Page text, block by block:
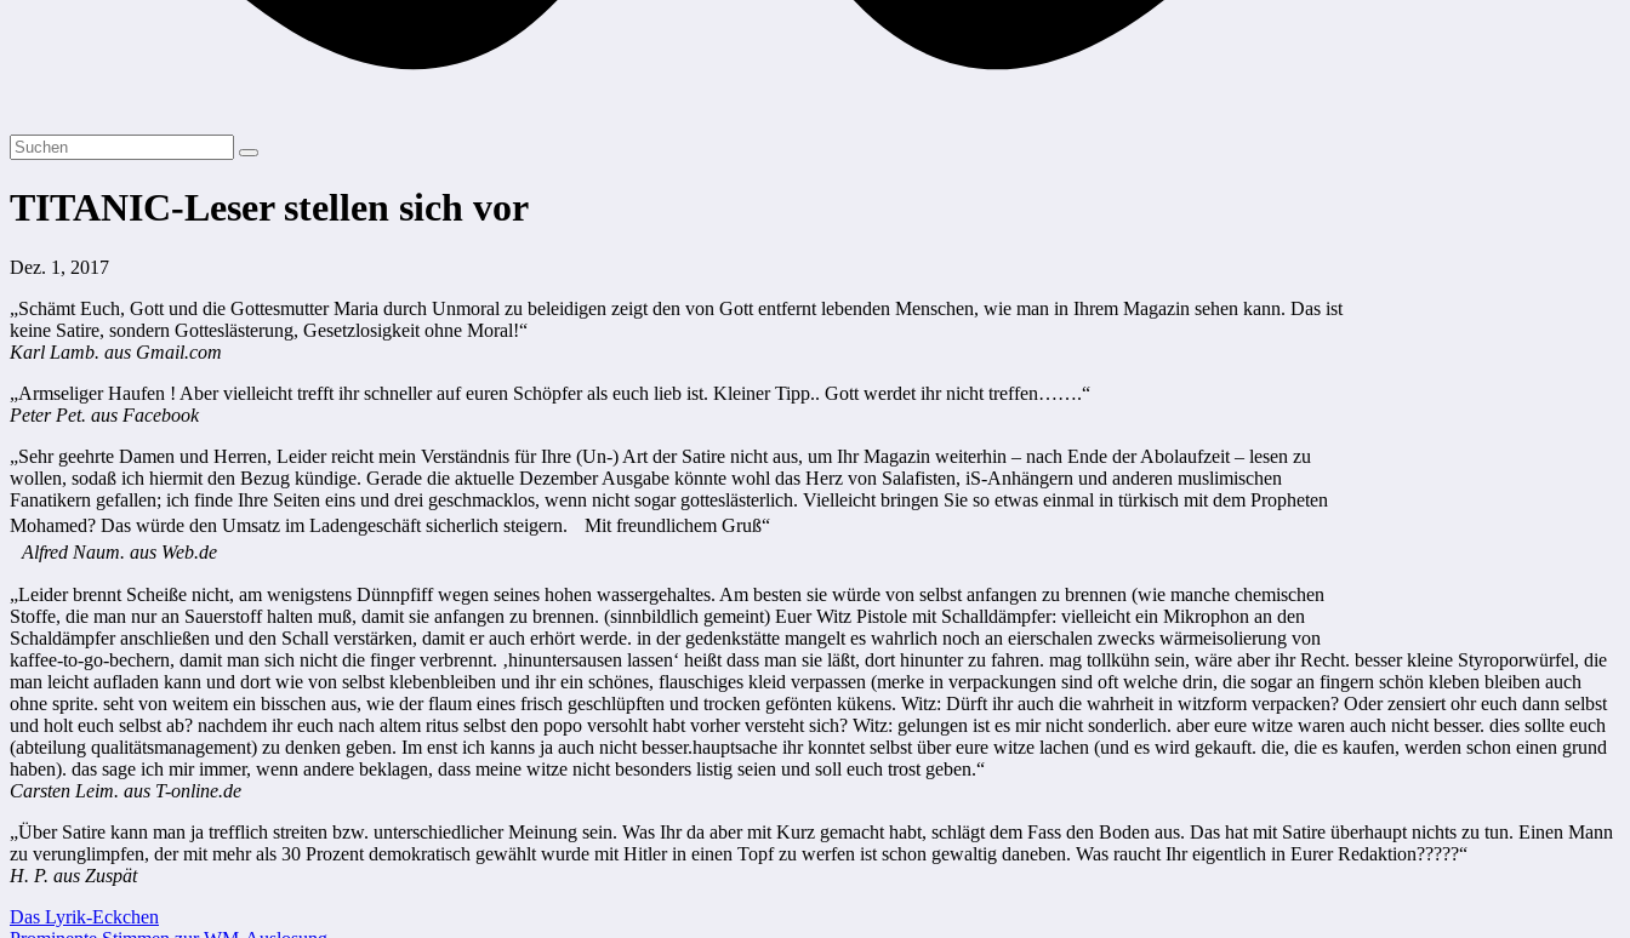
TITANIC-Leser stellen sich vor
Dez. 1, 2017
„Schämt Euch, Gott und die Gottesmutter Maria durch Unmoral zu beleidigen zeigt den von Gott entfernt lebenden Menschen, wie man in Ihrem Magazin sehen kann. Das ist
keine Satire, sondern Gotteslästerung, Gesetzlosigkeit ohne Moral!“
Karl Lamb. aus Gmail.com
„Armseliger Haufen ! Aber vielleicht trefft ihr schneller auf euren Schöpfer als euch lieb ist. Kleiner Tipp.. Gott werdet ihr nicht treffen…….“
Peter Pet. aus Facebook
„Sehr geehrte Damen und Herren, Leider reicht mein Verständnis für Ihre (Un-) Art der Satire nicht aus, um Ihr Magazin weiterhin – nach Ende der Abolaufzeit – lesen zu
wollen, sodaß ich hiermit den Bezug kündige. Gerade die aktuelle Dezember Ausgabe könnte wohl das Herz von Salafisten, iS-Anhängern und anderen muslimischen
Fanatikern gefallen; ich finde Ihre Seiten eins und drei geschmacklos, wenn nicht sogar gotteslästerlich. Vielleicht bringen Sie so etwas einmal in türkisch mit dem Propheten
Mohamed? Das würde den Umsatz im Ladengeschäft sicherlich steigern. Mit freundlichem Gruß“
Alfred Naum. aus Web.de
„Leider brennt Scheiße nicht, am wenigstens Dünnpfiff wegen seines hohen wassergehaltes. Am besten sie würde von selbst anfangen zu brennen (wie manche chemischen
Stoffe, die man nur an Sauerstoff halten muß, damit sie anfangen zu brennen. (sinnbildlich gemeint) Euer Witz Pistole mit Schalldämpfer: vielleicht ein Mikrophon an den
Schaldämpfer anschließen und den Schall verstärken, damit er auch erhört werde. in der gedenkstätte mangelt es wahrlich noch an eierschalen zwecks wärmeisolierung von
kaffee-to-go-bechern, damit man sich nicht die finger verbrennt. ‚hinuntersausen lassen‘ heißt dass man sie läßt, dort hinunter zu fahren. mag tollkühn sein, wäre aber ihr Recht. besser kleine Styroporwürfel, die
man leicht aufladen kann und dort wie von selbst klebenbleiben und ihr ein schönes, flauschiges kleid verpassen (merke in verpackungen sind oft welche drin, die sogar an fingern schön kleben bleiben auch
ohne sprite. seht von weitem ein bisschen aus, wie der flaum eines frisch geschlüpften und trocken gefönten kükens. Witz: Dürft ihr auch die wahrheit in witzform verpacken? Oder zensiert ohr euch dann selbst
und holt euch selbst ab? nachdem ihr euch nach altem ritus selbst den popo versohlt habt vorher versteht sich? Witz: gelungen ist es mir nicht sonderlich. aber eure witze waren auch nicht besser. dies sollte euch
(abteilung qualitätsmanagement) zu denken geben. Im enst ich kanns ja auch nicht besser.hauptsache ihr konntet selbst über eure witze lachen (und es wird gekauft. die, die es kaufen, werden schon einen grund
haben). das sage ich mir immer, wenn andere beklagen, dass meine witze nicht besonders listig seien und soll euch trost geben.“
Carsten Leim. aus T-online.de
„Über Satire kann man ja trefflich streiten bzw. unterschiedlicher Meinung sein. Was Ihr da aber mit Kurz gemacht habt, schlägt dem Fass den Boden aus. Das hat mit Satire überhaupt nichts zu tun. Einen Mann
zu verunglimpfen, der mit mehr als 30 Prozent demokratisch gewählt wurde mit Hitler in einen Topf zu werfen ist schon gewaltig daneben. Was raucht Ihr eigentlich in Eurer Redaktion?????“
H. P. aus Zuspät
Beitragsnavigation
Das Lyrik-Eckchen